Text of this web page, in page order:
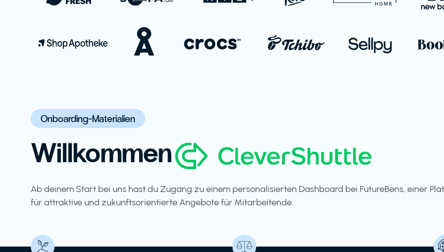
Onboarding-Materialien
Willkommen
Ab deinem Start bei uns hast du Zugang zu einem personalisierten Dashboard bei FutureBens, einer
für attraktive und zukunftsorientierte Angebote für Mitarbeitende.